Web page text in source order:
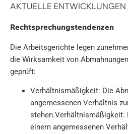
AKTUELLE
Rechtsprechungstendenzen
Die Arbeitsgerichte legen
die Wirksamkeit von
geprüft:
Verhältnismäßigkeit: Die
angemessenen Verhältnis
stehen.Verhältnismäßigkeit:
einem angemessenen